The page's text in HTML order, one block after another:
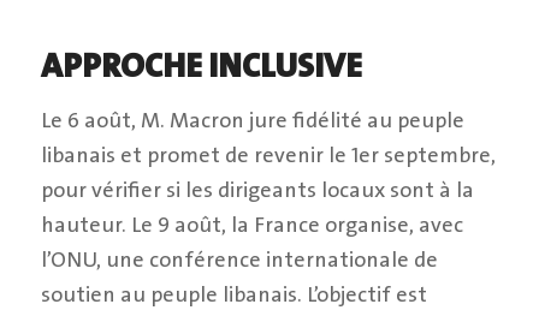
APPROCHE INCLUSIVE
Le 6 août, M. Macron jure fidélité au peuple
libanais et promet de revenir le 1er septembre,
pour vérifier si les dirigeants locaux sont à la
hauteur. Le 9 août, la France organise, avec
l’ONU, une conférence internationale de
soutien au peuple libanais. L’objectif est